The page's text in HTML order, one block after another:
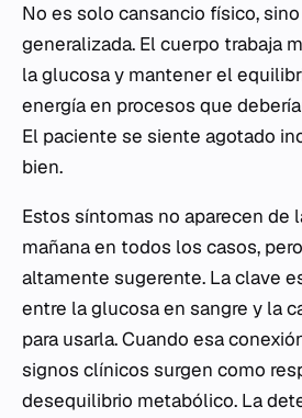
No es solo cansancio físico,
generalizada. El cuerpo trabaja
la glucosa y mantener el
energía en procesos que
El paciente se siente agotado
bien.
Estos síntomas no aparecen de
mañana en todos los casos,
altamente sugerente. La clave
entre la glucosa en sangre y la
para usarla. Cuando esa
signos clínicos surgen como
desequilibrio metabólico. La